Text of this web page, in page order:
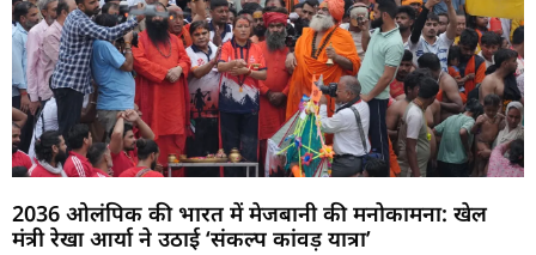
2036 ओलंपिक की भारत में मेजबानी की मनोकामना: खेल
मंत्री रेखा आर्या ने उठाई ‘संकल्प कांवड़ यात्रा’